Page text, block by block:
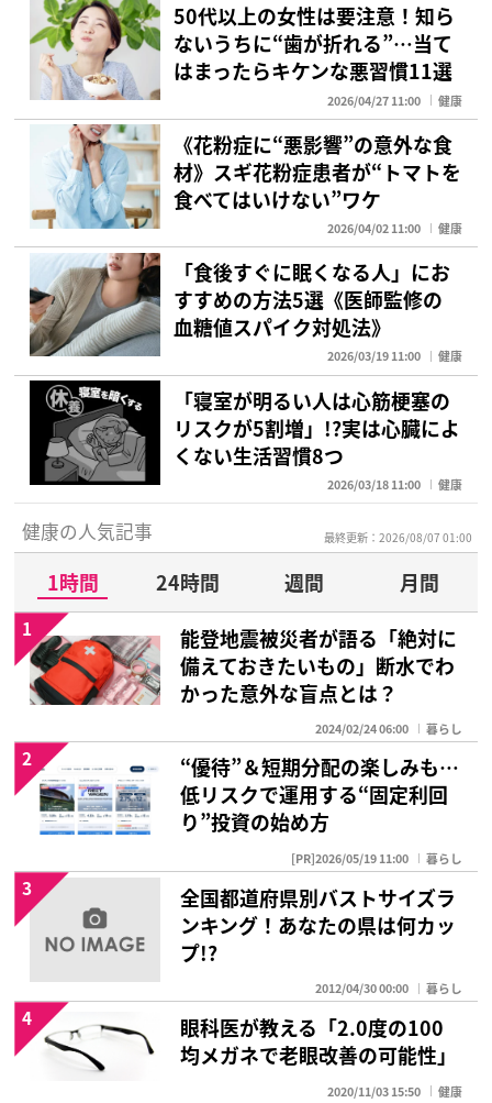
50代以上の女性は要注意！知ら
ないうちに“歯が折れる”…当て
はまったらキケンな悪習慣11選
2026/04/27 11:00 健康
《花粉症に“悪影響”の意外な食
材》スギ花粉症患者が“トマトを
食べてはいけない”ワケ
2026/04/02 11:00 健康
「食後すぐに眠くなる人」にお
すすめの方法5選《医師監修の
血糖値スパイク対処法》
2026/03/19 11:00 健康
「寝室が明るい人は心筋梗塞の
リスクが5割増」!?実は心臓によ
くない生活習慣8つ
2026/03/18 11:00 健康
健康の人気記事 最終更新：2026/08/07 01:00
1時間 24時間 週間
月間
能登地震被災者が語る「絶対に
備えておきたいもの」断水でわ
かった意外な盲点とは？
2024/02/24 06:00 暮らし
1
“優待”＆短期分配の楽しみも…
低リスクで運用する“固定利回
り”投資の始め方
[PR]2026/05/19 11:00 暮らし
2
全国都道府県別バストサイズラ
ンキング！あなたの県は何カッ
プ!?
2012/04/30 00:00 暮らし
3
眼科医が教える「2.0度の100
均メガネで老眼改善の可能性」
2020/11/03 15:50 健康
4